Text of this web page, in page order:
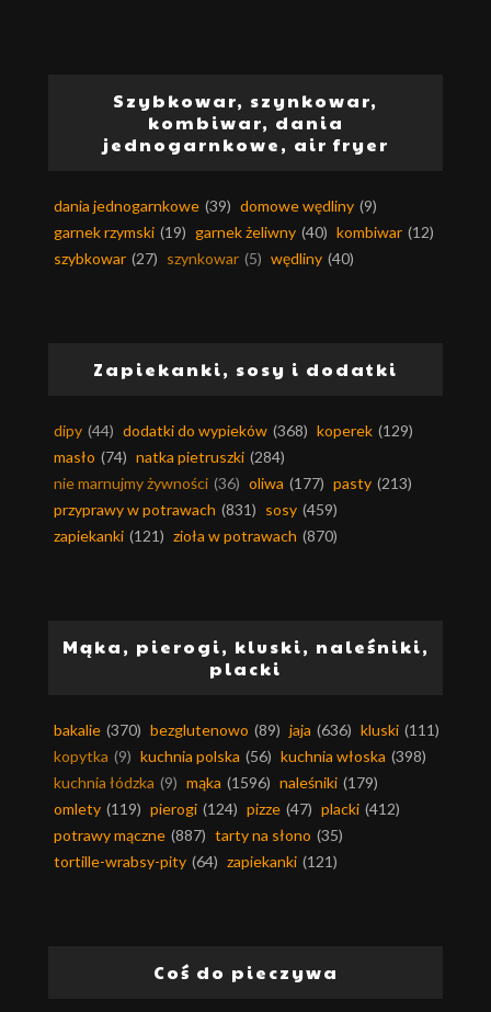
Szybkowar, szynkowar,
kombiwar, dania
jednogarnkowe, air fryer
dania jednogarnkowe (39) domowe wędliny (9)
garnek rzymski (19) garnek żeliwny (40) kombiwar (12)
szybkowar (27) szynkowar (5) wędliny (40)
Zapiekanki, sosy i dodatki
dipy (44) dodatki do wypieków (368) koperek (129)
masło (74) natka pietruszki (284)
nie marnujmy żywności (36) oliwa (177) pasty (213)
przyprawy w potrawach (831) sosy (459)
zapiekanki (121) zioła w potrawach (870)
Mąka, pierogi, kluski, naleśniki,
placki
bakalie (370) bezglutenowo (89) jaja (636) kluski (111)
kopytka (9) kuchnia polska (56) kuchnia włoska (398)
kuchnia łódzka (9) mąka (1596) naleśniki (179)
omlety (119) pierogi (124) pizze (47) placki (412)
potrawy mączne (887) tarty na słono (35)
tortille-wrabsy-pity (64) zapiekanki (121)
Coś do pieczywa